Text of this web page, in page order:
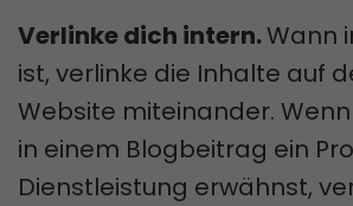
Verlinke dich intern.Wann
ist, verlinke die Inhalte auf
Website miteinander.
in einem Blogbeitrag ein
Dienstleistung erwähnst,